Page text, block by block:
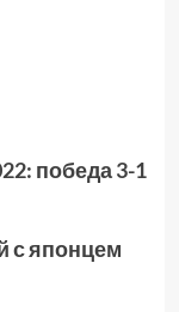
победа 3-1
с японцем